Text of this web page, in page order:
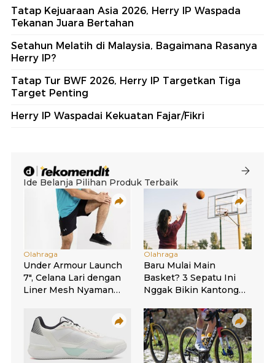
Tatap Kejuaraan Asia 2026, Herry IP Waspada
Tekanan Juara Bertahan
Setahun Melatih di Malaysia, Bagaimana Rasanya
Herry IP?
Tatap Tur BWF 2026, Herry IP Targetkan Tiga
Target Penting
Herry IP Waspadai Kekuatan Fajar/Fikri